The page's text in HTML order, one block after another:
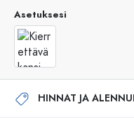
Asetuksesi
HINNAT JA